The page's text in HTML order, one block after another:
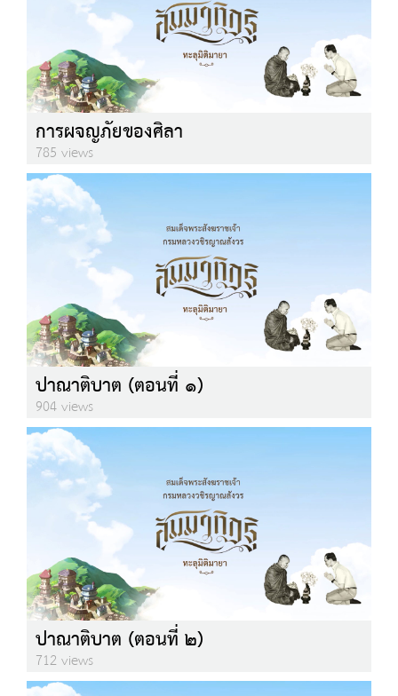
การผจญภัยของศิลา
785 views
ปาณาติบาต (ตอนที่ ๑)
904 views
ปาณาติบาต (ตอนที่ ๒)
712 views